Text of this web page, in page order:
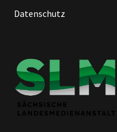
Datenschutz